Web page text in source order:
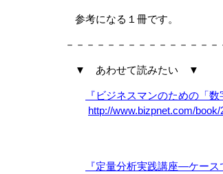
参考になる１冊です。
－－－－－－－－－－－－－－
▼ あわせて読みたい ▼
『ビジネスマンのための「
http://www.bizpnet.com/
『定量分析実践講座―ケー